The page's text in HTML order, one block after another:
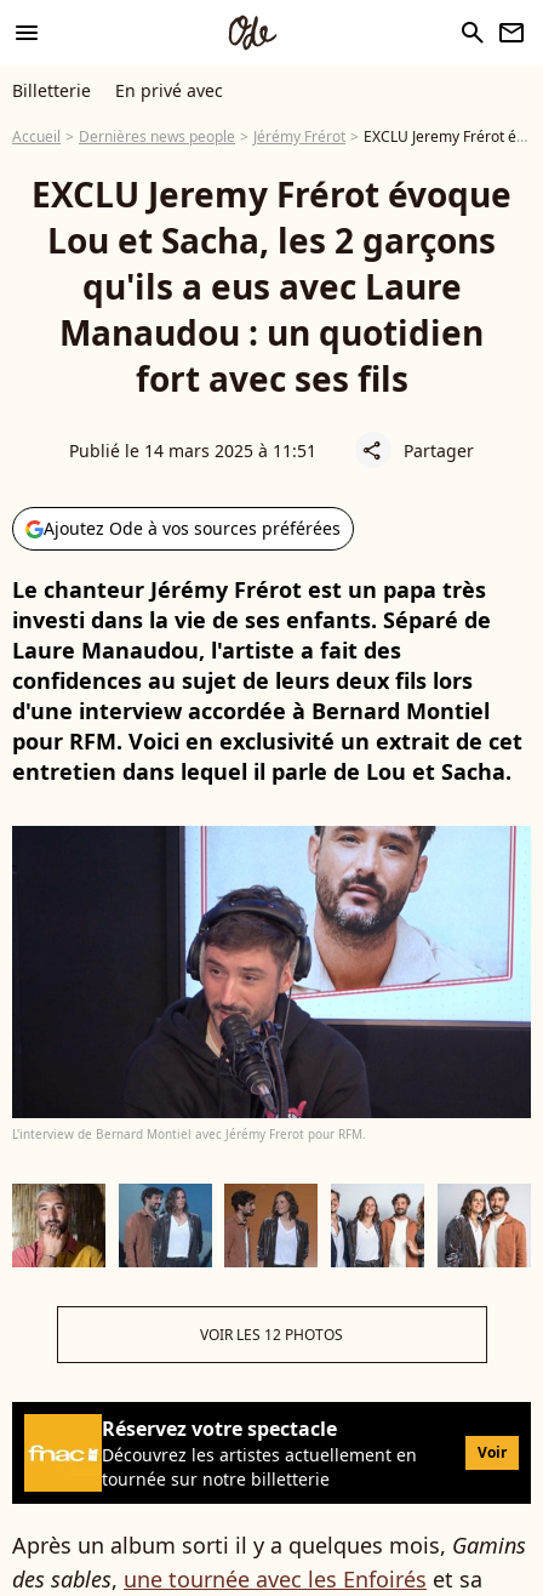
menu search newsletter
Billetterie En privé avec
Accueil Dernières news people Jérémy Frérot EXCLU Jeremy Frérot évoque Lou et Sacha, les 2 garçons qu'ils a eus avec Laure Manaudou : un quotidien fort avec ses fils
EXCLU Jeremy Frérot évoque
Lou et Sacha, les 2 garçons
qu'ils a eus avec Laure
Manaudou : un quotidien
fort avec ses fils
Publié le 14 mars 2025 à 11:51 share Partager
Ajoutez Ode à vos sources préférées
Le chanteur Jérémy Frérot est un papa très
investi dans la vie de ses enfants. Séparé de
Laure Manaudou, l'artiste a fait des
confidences au sujet de leurs deux fils lors
d'une interview accordée à Bernard Montiel
pour RFM. Voici en exclusivité un extrait de cet
entretien dans lequel il parle de Lou et Sacha.
L'interview de Bernard Montiel avec Jérémy Frerot pour RFM.
VOIR LES 12 PHOTOS
Réservez votre spectacle
Découvrez les artistes actuellement en
tournée sur notre billetterie
Voir
Après un album sorti il y a quelques mois, Gamins
des sables, une tournée avec les Enfoirés et sa